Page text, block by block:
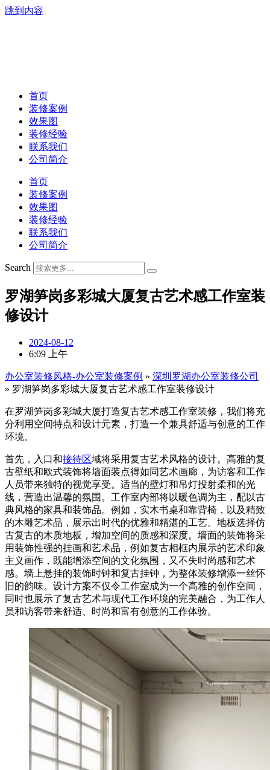
跳到内容
首页
装修案例
效果图
装修经验
联系我们
公司简介
首页
装修案例
效果图
装修经验
联系我们
公司简介
Search
罗湖笋岗多彩城大厦复古艺术感工作室装
修设计
2024-08-12
6:09 上午
办公室装修风格-办公室装修案例 » 深圳罗湖办公室装修公司
» 罗湖笋岗多彩城大厦复古艺术感工作室装修设计
在罗湖笋岗多彩城大厦打造复古艺术感工作室装修，我们将充
分利用空间特点和设计元素，打造一个兼具舒适与创意的工作
环境。
首先，入口和接待区域将采用复古艺术风格的设计。高雅的复
古壁纸和欧式装饰将墙面装点得如同艺术画廊，为访客和工作
人员带来独特的视觉享受。适当的壁灯和吊灯投射柔和的光
线，营造出温馨的氛围。工作室内部将以暖色调为主，配以古
典风格的家具和装饰品。例如，实木书桌和靠背椅，以及精致
的木雕艺术品，展示出时代的优雅和精湛的工艺。地板选择仿
古复古的木质地板，增加空间的质感和深度。墙面的装饰将采
用装饰性强的挂画和艺术品，例如复古相框内展示的艺术印象
主义画作，既能增添空间的文化氛围，又不失时尚感和艺术
感。墙上悬挂的装饰时钟和复古挂钟，为整体装修增添一丝怀
旧的韵味。设计方案不仅令工作室成为一个高雅的创作空间，
同时也展示了复古艺术与现代工作环境的完美融合，为工作人
员和访客带来舒适、时尚和富有创意的工作体验。